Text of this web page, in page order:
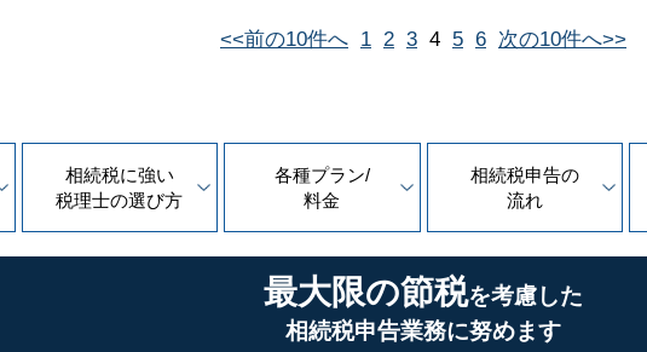
<<前の10件へ 1 2 3 4 5 6 次の10件へ>>
相続税に強い
税理士の選び方
各種プラン/
料金
相続税申告の
流れ
最大限の節税を考慮した
相続税申告業務に努めます